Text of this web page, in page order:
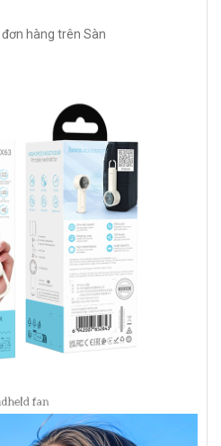
hàng trên Sàn